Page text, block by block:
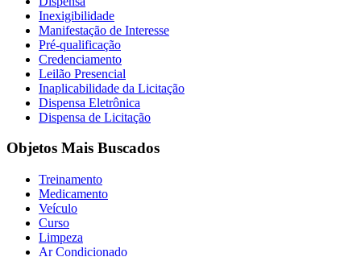
Inexigibilidade
Manifestação de Interesse
Pré-qualificação
Credenciamento
Leilão Presencial
Inaplicabilidade da Licitação
Dispensa Eletrônica
Dispensa de Licitação
Objetos Mais Buscados
Treinamento
Medicamento
Veículo
Curso
Limpeza
Ar Condicionado